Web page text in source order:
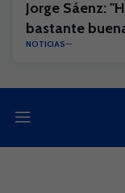
Jorge Sáenz: "Ha sido una temporada
bastante
NOTICIAS